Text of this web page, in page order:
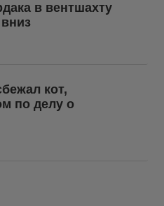
в вентшахту
кот,
по делу о